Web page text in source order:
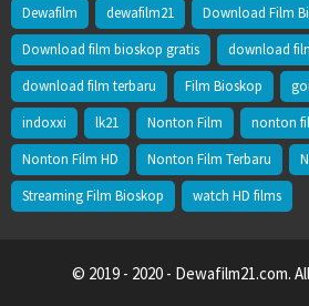
Dewafilm dewafilm21
Download Film
Download film bioskop gratis
download
download film terbaru
Film Bioskop
indoxxi
lk21 Nonton Film
nonton
Nonton Film HD
Nonton Film Terbaru
Streaming Film Bioskop
watch HD films
© 2019 - 2020 - Dewafilm21.com.